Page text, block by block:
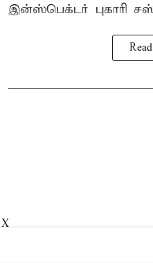
இன்ஸ்பெக்டர் புகாரி
X